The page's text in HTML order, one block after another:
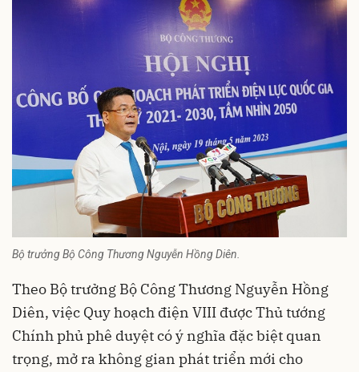
Bộ trưởng Bộ Công Thương Nguyễn Hồng Diên.
Theo Bộ trưởng Bộ Công Thương Nguyễn Hồng
Diên, việc Quy hoạch điện VIII được Thủ tướng
Chính phủ phê duyệt có ý nghĩa đặc biệt quan
trọng, mở ra không gian phát triển mới cho